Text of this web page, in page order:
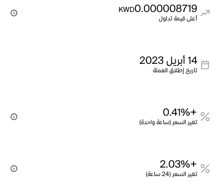
0.000008719
KWD
أعلى قيمة تداول
14 أبريل 2023
تاريخ إطلاق العملة
+0.41%
تغير السعر (ساعة واحدة)
+2.03%
تغير السعر (24 ساعة)